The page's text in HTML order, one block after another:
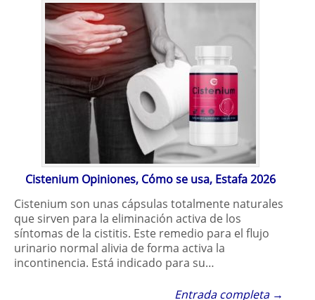
Cistenium Opiniones, Cómo se usa, Estafa 2026
Cistenium son unas cápsulas totalmente naturales
que sirven para la eliminación activa de los
síntomas de la cistitis. Este remedio para el flujo
urinario normal alivia de forma activa la
incontinencia. Está indicado para su…
Entrada completa →